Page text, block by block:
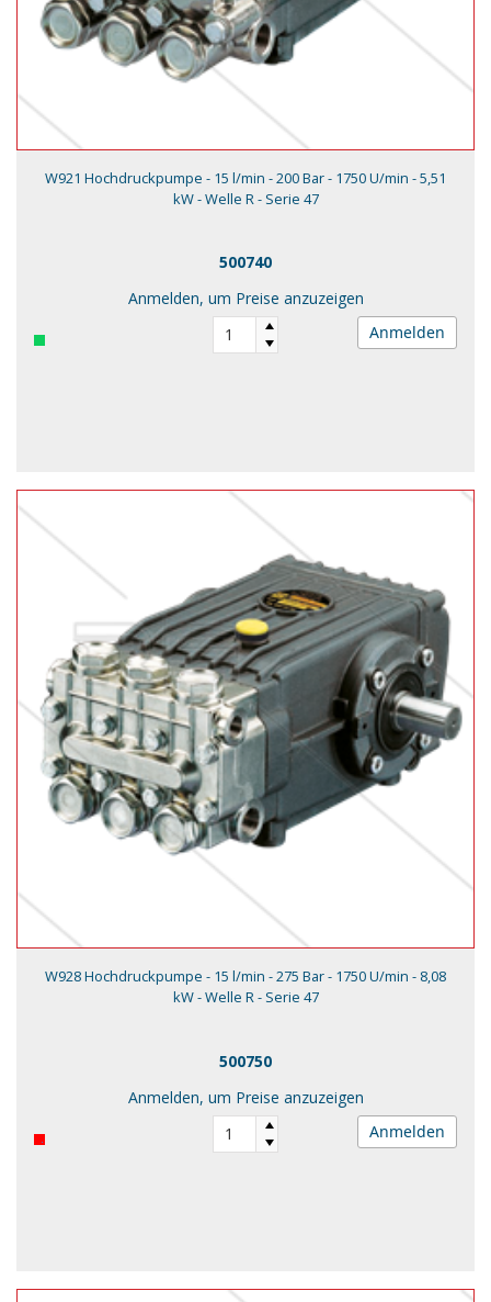
W921 Hochdruckpumpe - 15 l/min - 200 Bar - 1750 U/min - 5,51
kW - Welle R - Serie 47
500740
Anmelden, um Preise anzuzeigen
Anmelden
W928 Hochdruckpumpe - 15 l/min - 275 Bar - 1750 U/min - 8,08
kW - Welle R - Serie 47
500750
Anmelden, um Preise anzuzeigen
Anmelden